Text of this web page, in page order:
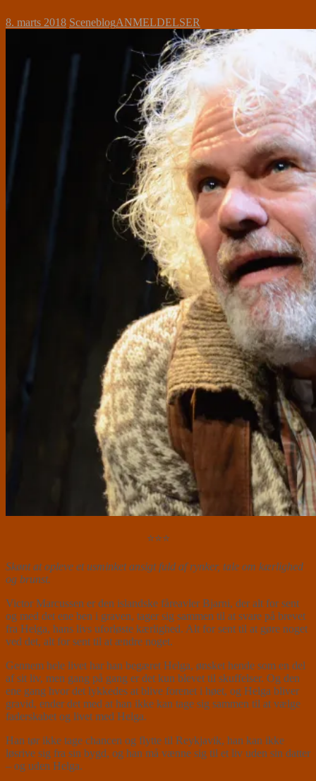
8. marts 2018 SceneblogANMELDELSER
⭐⭐⭐
Skønt at opleve et usminket ansigt fuld af rynker, tale om kærlighed
og brunst.
Victor Marcussen er den islandske fåreavler Bjarni, der alt for sent
og med det ene ben i graven, tager sig sammen til at svare på brevet
fra Helga, hans livs uforløste kærlighed. Alt for sent til at gøre noget
ved det, alt for sent til at ændre noget.
Gennem hele livet har han begæret Helga, ønsket hende som en del
af sit liv, men gang på gang er det kun blevet til skuffelser. Og den
ene gang hvor det lykkedes at blive forenet i høet, og Helga bliver
gravid, ender det med at han ikke kan tage sig sammen til at vælge
faderskabet og livet med Helga.
Han tør ikke tage chancen og flytte til Reykjavik, han kan ikke
løsrive sig fra sin bygd, og han må vænne sig til et liv uden sin datter
– og uden Helga.